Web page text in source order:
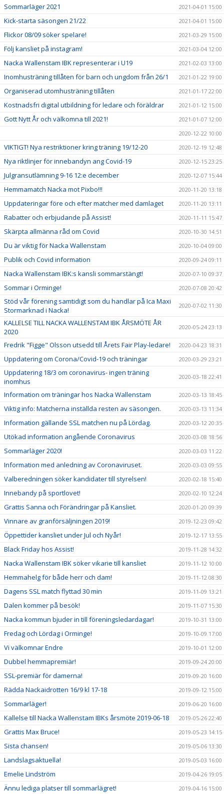
Sommarläger 2021 2021-04-01 15:00
Kick-starta säsongen 21/22 2021-04-01 15:00
Flickor 08/09 söker spelare! 2021-03-29 15:00
Följ kansliet på instagram! 2021-03-04 12:00
Nacka Wallenstam IBK representerar i U19 2021-02-03 13:00
Inomhusträning tillåten för barn och ungdom från 26/1 2021-01-22 19:00
Organiserad utomhusträning tillåten 2021-01-17 22:00
Kostnadsfri digital utbildning för ledare och föräldrar 2021-01-12 15:00
Gott Nytt År och välkomna till 2021!
2021-01-07 12:00
2020-12-22 10:00
VIKTIGT! Nya restriktioner kring träning 19/12-20 2020-12-19 12:48
Nya riktlinjer för innebandyn ang Covid-19 2020-12-15 23:25
Julgransutlämning 9-16 12:e december 2020-12-07 15:44
Hemmamatch Nacka mot Pixbo!!! 2020-11-20 13:18
Uppdateringar före och efter matcher med damlaget 2020-11-20 13:11
Rabatter och erbjudande på Assist! 2020-11-11 15:47
Skärpta allmänna råd om Covid 2020-10-30 14:51
Du är viktig för Nacka Wallenstam 2020-10-04 09:00
Publik och Covid information 2020-09-24 09:11
Nacka Wallenstam IBK:s kansli sommarstängt! 2020-07-10 09:37
Sommar i Orminge! 2020-07-08 20:42
Stöd vår förening samtidigt som du handlar på Ica Maxi
Stormarknad i Nacka!
2020-07-02 11:30
KALLELSE TILL NACKA WALLENSTAM IBK ÅRSMÖTE ÅR
2020
2020-05-24 23:13
Fredrik "Figge" Olsson utsedd till Årets Fair Play-ledare! 2020-04-23 18:31
Uppdatering om Corona/Covid-19 och träningar 2020-03-29 23:21
Uppdatering 18/3 om coronavirus- ingen träning
inomhus
2020-03-18 22:41
Information om träningar hos Nacka Wallenstam 2020-03-13 18:45
Viktig info: Matcherna inställda resten av säsongen. 2020-03-13 11:34
Information gällande SSL matchen nu på Lördag. 2020-03-12 20:35
Utökad information angående Coronavirus 2020-03-08 18:56
Sommarläger 2020! 2020-03-03 11:22
Information med anledning av Coronaviruset. 2020-03-03 09:55
Valberedningen söker kandidater till styrelsen! 2020-02-18 15:40
Innebandy på sportlovet! 2020-02-10 12:24
Grattis Sanna och Förändringar på Kansliet. 2020-01-20 09:39
Vinnare av granförsäljningen 2019! 2019-12-23 09:42
Öppettider kansliet under Jul och Nyår! 2019-12-17 13:55
Black Friday hos Assist! 2019-11-28 14:32
Nacka Wallenstam IBK söker vikarie till kansliet 2019-11-12 10:00
Hemmahelg för både herr och dam! 2019-11-12 08:30
Dagens SSL match flyttad 30 min 2019-11-09 13:21
Dalen kommer på besök! 2019-11-07 15:30
Nacka kommun bjuder in till föreningsledardagar! 2019-10-31 13:00
Fredag och Lördag i Orminge! 2019-10-09 17:00
Vi välkomnar Endre 2019-10-01 12:00
Dubbel hemmapremiär! 2019-09-24 20:00
SSL-premiär för damerna! 2019-09-20 16:00
Rädda Nackaidrotten 16/9 kl 17-18 2019-09-12 15:00
Sommarläger! 2019-06-20 16:00
Kallelse till Nacka Wallenstam IBKs årsmöte 2019-06-18 2019-05-26 22:40
Grattis Max Bruce! 2019-05-23 14:15
Sista chansen! 2019-05-06 13:30
Landslagsaktuella! 2019-05-03 16:00
Emelie Lindström 2019-04-26 19:05
Ännu lediga platser till sommarlägret! 2019-04-16 15:00